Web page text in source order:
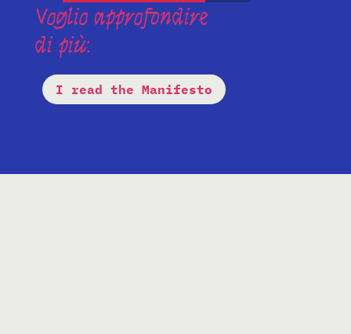
Voglio approfondire
di più:
I read the Manifesto